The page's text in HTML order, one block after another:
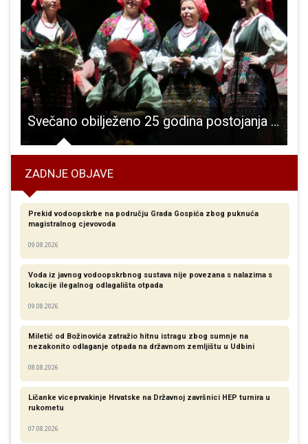
Svečano obilježeno 25 godina postojanja Folklornog ansambla “dr.Ante Starčević”!
ZADNJE OBJAVE
Prekid vodoopskrbe na području Grada Gospića zbog puknuća
magistralnog cjevovoda
09.08.2026
Voda iz javnog vodoopskrbnog sustava nije povezana s nalazima s
lokacije ilegalnog odlagališta otpada
09.08.2026
Miletić od Božinovića zatražio hitnu istragu zbog sumnje na
nezakonito odlaganje otpada na državnom zemljištu u Udbini
08.08.2026
Ličanke viceprvakinje Hrvatske na Državnoj završnici HEP turnira u
rukometu
07.08.2026